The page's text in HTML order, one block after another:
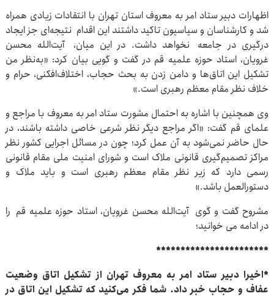
اظهارات دبیر ستاد امر به معروف استان تهران با انتقادات زیادی همراه
شد و کارشناسان و سیاسیون تاکید داشتند این اقدام نتیجه‌ای جز ایجاد
درگیری در جامعه نخواهد داشت. در این میان، آیت‌الله محسن
غرویان، استاد حوزه علمیه قم در گفت و گویی بیان کرد: «به‌نظر من
تشکیل این اتاق‌ها و دامن زدن به بحث حجاب، اختلاف‌افکنی، حرام و
خلاف نظر مقام معظم رهبری است.»
وی همچنین با اشاره به احتمال مشورت ستاد امر به معروف با مراجع و
علمای قم گفت: «اگر مراجع دیگر نظر شرعی خاصی داشته باشند، در
حال حاضر نمی‌شود به آن عمل کرد؛ چون در مسائل اجرایی کشور نظر
مراکز تصمیم‌گیری قانونی ملاک است و شورای امنیت ملی مقام قانونی
رسمی دارد که زیر نظر مقام معظم رهبری است و باید ملاک و
دستورالعمل باشد.»
مشروح گفت و گوی آیت‌الله محسن غرویان، استاد حوزه علمیه قم را
در ادامه می خوانید؛
***********************
*اخیرا دبیر ستاد امر به معروف تهران از تشکیل اتاق وضعیت
عفاف و حجاب خبر داد. شما فکر می‌کنید که تشکیل این اتاق در